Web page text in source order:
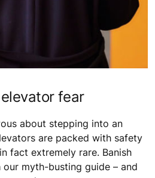
fear
about stepping into an
are packed with safety
fact extremely rare. Banish
myth-busting guide – and